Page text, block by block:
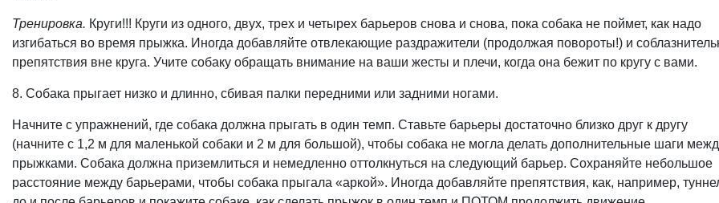
Тренировка. Круги!!! Круги из одного, двух, трех и четырех барьеров снова и снова, пока собака не поймет, как надо
изгибаться во время прыжка. Иногда добавляйте отвлекающие раздражители (продолжая повороты!) и
препятствия вне круга. Учите собаку обращать внимание на ваши жесты и плечи, когда она бежит по кругу с вами.
8. Собака прыгает низко и длинно, сбивая палки передними или задними ногами.
Начните с упражнений, где собака должна прыгать в один темп. Ставьте барьеры достаточно близко друг к другу
(начните с 1,2 м для маленькой собаки и 2 м для большой), чтобы собака не могла делать дополнительные шаги
прыжками. Собака должна приземлиться и немедленно оттолкнуться на следующий барьер. Сохраняйте небольшое
расстояние между барьерами, чтобы собака прыгала «аркой». Иногда добавляйте препятствия, как, например,